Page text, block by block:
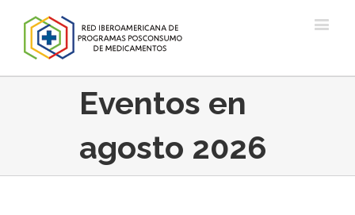
Eventos en
agosto 2026